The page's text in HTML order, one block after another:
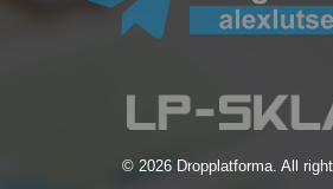
© 2026 Dropplatforma. All